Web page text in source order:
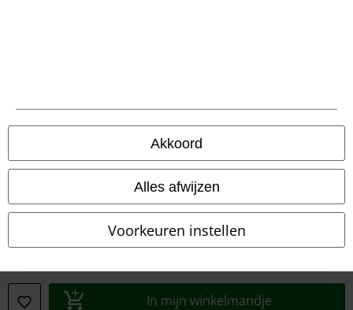
Akkoord
Alles afwijzen
Voorkeuren instellen
In mijn winkelmandje
Legal
Verklaring van conformiteit